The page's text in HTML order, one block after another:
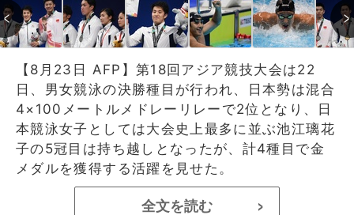
【8月23日 AFP】第18回アジア競技大会は22
日、男女競泳の決勝種目が行われ、日本勢は混合
4×100メートルメドレーリレーで2位となり、日
本競泳女子としては大会史上最多に並ぶ池江璃花
子の5冠目は持ち越しとなったが、計4種目で金
メダルを獲得する活躍を見せた。
全文を読む >